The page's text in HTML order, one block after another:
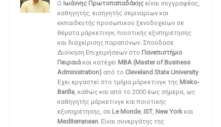
O Ιωάννης Πρωτοπαπαδάκης είναι συγγραφέας,
καθηγητής, εισηγητής σεμιναρίων και
εκπαιδευτής προσωπικού ξενοδοχείων σε
θέματα μάρκετινγκ, ποιοτικής εξυπηρέτησης
και διαχείρισης παραπόνων. Σπούδασε
Διοίκηση Επιχειρήσεων στο Πανεπιστήμιο
Πειραιάκαι κατέχει MBA (Master of Business
Administration) από το Cleveland State University.
Έχει εργαστεί στο τμήμα μάρκετινγκ της Misko-
Barilla, καθώς και από το 2000 έως σήμερα, ως
καθηγητής μάρκετινγκ και ποιοτικής
εξυπηρέτησης, σε Le Monde, IST, New York και
Mediterranean. Είναι συνεργάτης της